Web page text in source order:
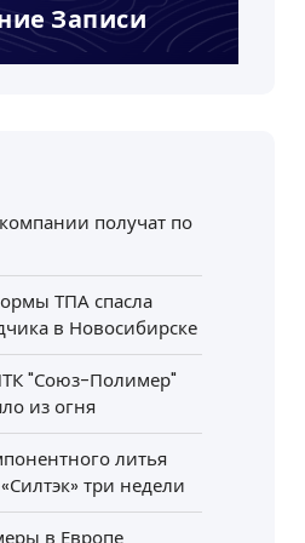
Записи
получат по
ТПА спасла
в Новосибирске
"Союз-Полимер"
из огня
литья
три недели
в Европе